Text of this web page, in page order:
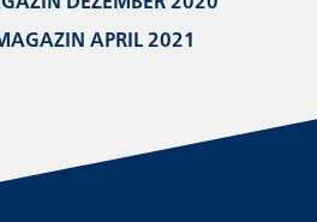
DEZEMBER 2020
APRIL 2021